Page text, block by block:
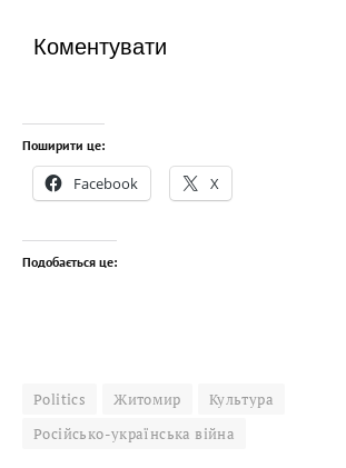
Коментувати
Поширити це:
Facebook X
Подобається це:
Politics Житомир
Культура
Російсько-українська війна